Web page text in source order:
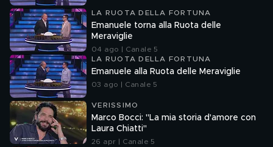
LA RUOTA DELLA FORTUNA
Emanuele torna alla Ruota delle
Meraviglie
04 ago | Canale 5
LA RUOTA DELLA FORTUNA
Emanuele alla Ruota delle Meraviglie
03 ago | Canale 5
VERISSIMO
Marco Bocci: "La mia storia d'amore con
Laura Chiatti"
26 apr | Canale 5